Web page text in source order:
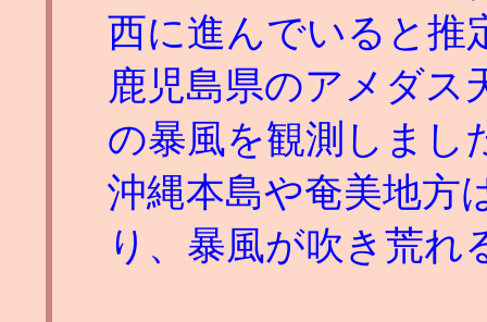
西に進んでいると推
鹿児島県のアメダス
の暴風を観測しまし
沖縄本島や奄美地方
り、暴風が吹き荒れ